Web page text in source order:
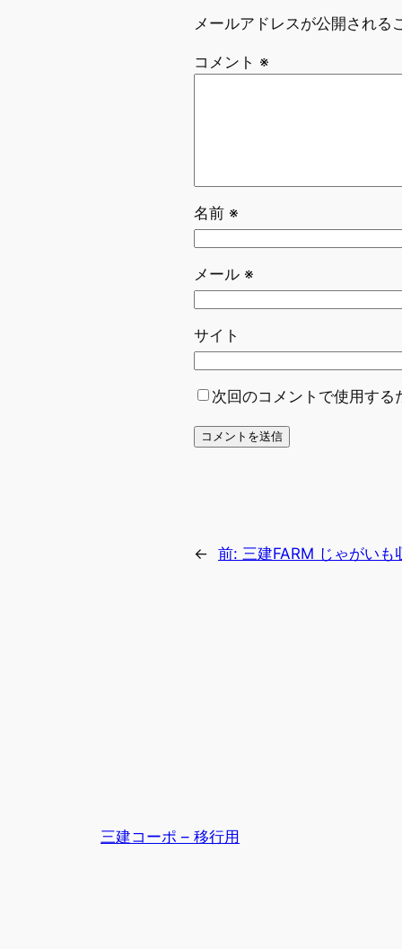
メールアドレスが公開される
コメント ※
名前 ※
メール ※
サイト
次回のコメントで使用す
← 前: 三建FARM じゃがいも
三建コーポ – 移行用